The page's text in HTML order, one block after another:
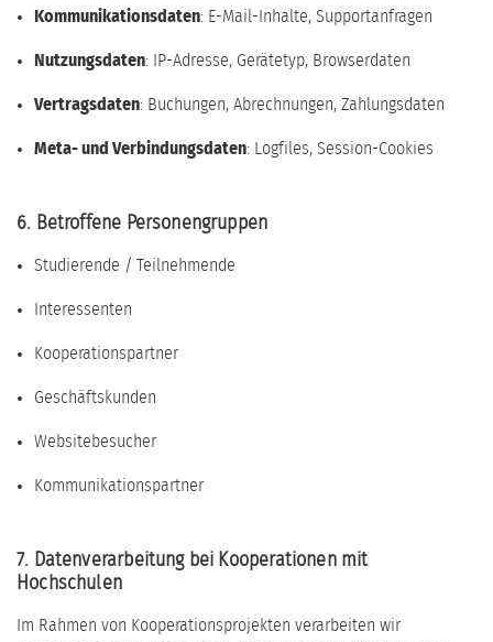
Kommunikationsdaten: E-Mail-Inhalte, Supportanfragen
Nutzungsdaten: IP-Adresse, Gerätetyp, Browserdaten
Vertragsdaten: Buchungen, Abrechnungen, Zahlungsdaten
Meta- und Verbindungsdaten: Logfiles, Session-Cookies
6. Betroffene Personengruppen
Studierende / Teilnehmende
Interessenten
Kooperationspartner
Geschäftskunden
Websitebesucher
Kommunikationspartner
7. Datenverarbeitung bei Kooperationen mit
Hochschulen
Im Rahmen von Kooperationsprojekten verarbeiten wir